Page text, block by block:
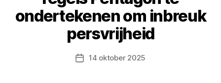
ondertekenen om inbreuk
persvrijheid
Berichtdatum
14 oktober 2025